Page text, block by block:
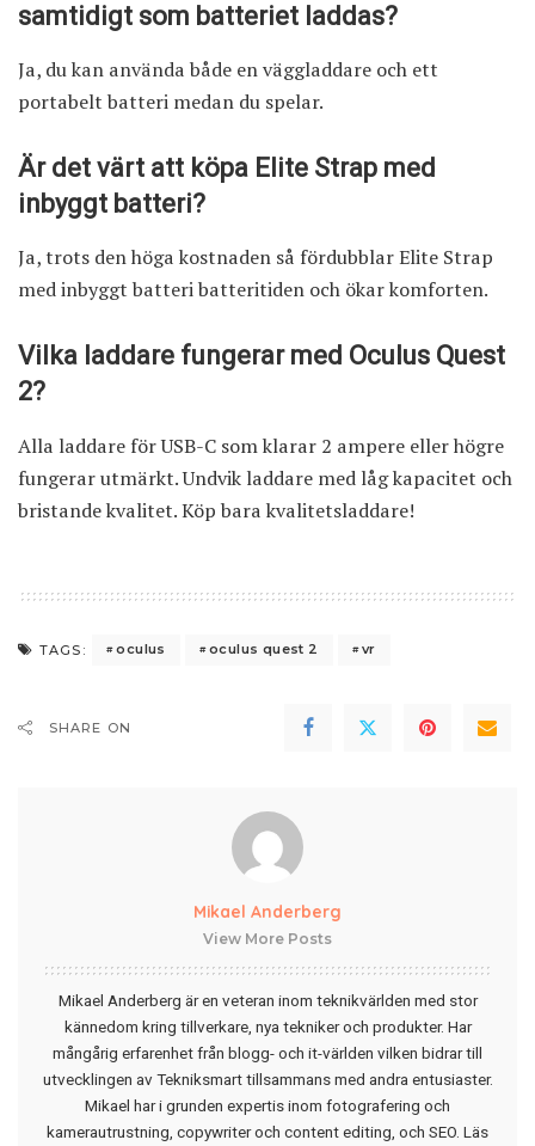
samtidigt som batteriet laddas?
Ja, du kan använda både en väggladdare och ett
portabelt batteri medan du spelar.
Är det värt att köpa Elite Strap med
inbyggt batteri?
Ja, trots den höga kostnaden så fördubblar Elite Strap
med inbyggt batteri batteritiden och ökar komforten.
Vilka laddare fungerar med Oculus Quest
2?
Alla laddare för USB-C som klarar 2 ampere eller högre
fungerar utmärkt. Undvik laddare med låg kapacitet och
bristande kvalitet. Köp bara kvalitetsladdare!
TAGS: oculus oculus quest 2 vr
SHARE ON
Mikael Anderberg
View More Posts
Mikael Anderberg är en veteran inom teknikvärlden med stor
kännedom kring tillverkare, nya tekniker och produkter. Har
mångårig erfarenhet från blogg- och it-världen vilken bidrar till
utvecklingen av Tekniksmart tillsammans med andra entusiaster.
Mikael har i grunden expertis inom fotografering och
kamerautrustning, copywriter och content editing, och SEO. Läs